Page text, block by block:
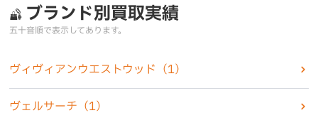
家電製品（6）
カメラ （5）
化粧品 （2）
ブランド別買取実績
五十音順で表示してあります。
ヴィヴィアンウエストウッド （1）
ヴェルサーチ （1）